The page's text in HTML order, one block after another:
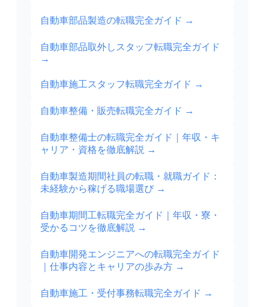
自動車部品製造の転職完全ガイド →
自動車部品取外しスタッフ転職完全ガイド
→
自動車施工スタッフ転職完全ガイド →
自動車整備・販売転職完全ガイド →
自動車整備士の転職完全ガイド｜年収・キ
ャリア・資格を徹底解説 →
自動車製造期間社員の転職・就職ガイド：
未経験から稼げる職場選び →
自動車期間工転職完全ガイド｜年収・寮・
受かるコツを徹底解説 →
自動車開発エンジニアへの転職完全ガイド
｜仕事内容とキャリアの歩み方 →
自動車施工・受付事務転職完全ガイド →